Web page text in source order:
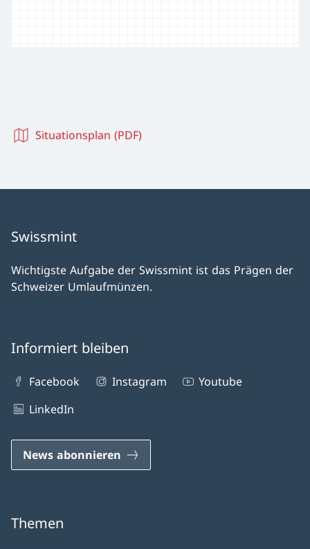
Situationsplan (PDF)
Swissmint
Wichtigste Aufgabe der Swissmint ist das Prägen der
Schweizer Umlaufmünzen.
Informiert bleiben
Facebook Instagram
Youtube
LinkedIn
News abonnieren
Themen